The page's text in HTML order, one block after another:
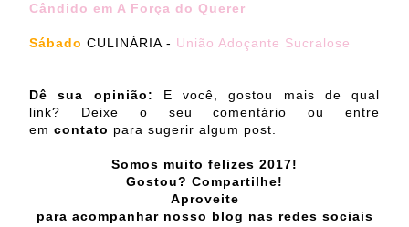
Cândido em A Força do Querer
Sábado CULINÁRIA - União Adoçante Sucralose
Dê sua opinião: E você, gostou mais de qual
link? Deixe o seu comentário ou entre
em contato para sugerir algum post.
Somos muito felizes 2017!
Gostou? Compartilhe!
Aproveite
para acompanhar nosso blog nas redes sociais